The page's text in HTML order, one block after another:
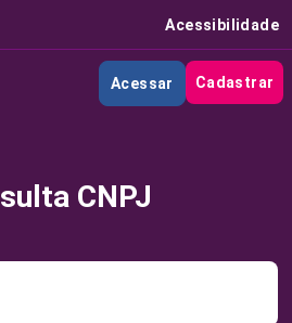
Acessibilidade
Acessar Cadastrar
CNPJ